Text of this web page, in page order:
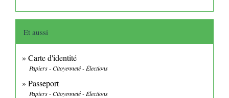
Et aussi
Carte d'identité
Papiers - Citoyenneté - Élections
Passeport
Papiers - Citoyenneté - Élections